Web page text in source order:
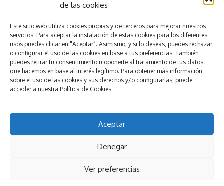
de las cookies
Este sitio web utiliza cookies propias y de terceros para mejorar nuestros
servicios. Para aceptar la instalación de estas cookies para los diferentes
usos puedes clicar en "Aceptar”. Asimismo, y si lo deseas, puedes rechazar
o configurar el uso de las cookies en base a tus preferencias. También
puedes retirar tu consentimiento u oponerte al tratamiento de tus datos
que hacemos en base al interés legítimo. Para obtener más información
sobre el uso de las cookies y sus derechos y/o configurarlas, puede
acceder a nuestra Política de Cookies.
Aceptar
Denegar
Ver preferencias
Consigue eléxito
en tu evento
Esmeeting Eventos y Congresos
Política de privacidad
Política de Cookies